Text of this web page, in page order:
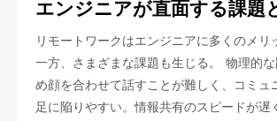
エンジニアが直面する課題
リモートワークはエンジニアに多くのメリ
一方、さまざまな課題も生じる。 物理的
め顔を合わせて話すことが難しく、コミュ
足に陥りやすい。情報共有のスピードが遅